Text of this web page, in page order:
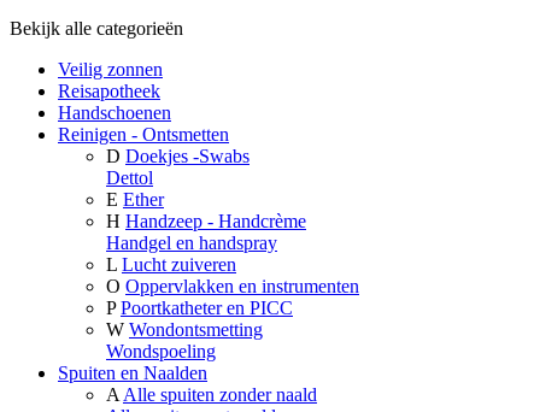
Bekijk alle categorieën
Veilig zonnen
Reisapotheek
Handschoenen
Reinigen - Ontsmetten
D Doekjes -Swabs
Dettol
E Ether
H Handzeep - Handcrème
Handgel en handspray
L Lucht zuiveren
O Oppervlakken en instrumenten
P Poortkatheter en PICC
W Wondontsmetting
Wondspoeling
Spuiten en Naalden
A Alle spuiten zonder naald